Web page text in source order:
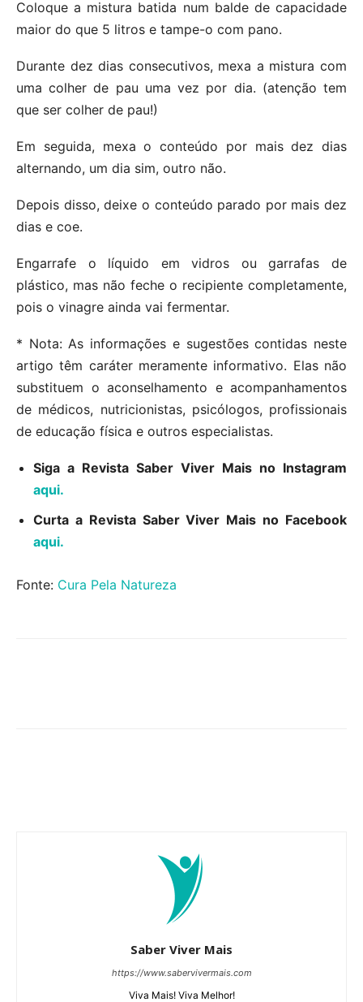
Coloque a mistura batida num balde de capacidade
maior do que 5 litros e tampe-o com pano.
Durante dez dias consecutivos, mexa a mistura com
uma colher de pau uma vez por dia. (atenção tem
que ser colher de pau!)
Em seguida, mexa o conteúdo por mais dez dias
alternando, um dia sim, outro não.
Depois disso, deixe o conteúdo parado por mais dez
dias e coe.
Engarrafe o líquido em vidros ou garrafas de
plástico, mas não feche o recipiente completamente,
pois o vinagre ainda vai fermentar.
* Nota: As informações e sugestões contidas neste
artigo têm caráter meramente informativo. Elas não
substituem o aconselhamento e acompanhamentos
de médicos, nutricionistas, psicólogos, profissionais
de educação física e outros especialistas.
Siga a Revista Saber Viver Mais no Instagram
aqui.
Curta a Revista Saber Viver Mais no Facebook
aqui.
Fonte: Cura Pela Natureza
Saber Viver Mais
https://www.sabervivermais.com
Viva Mais! Viva Melhor!